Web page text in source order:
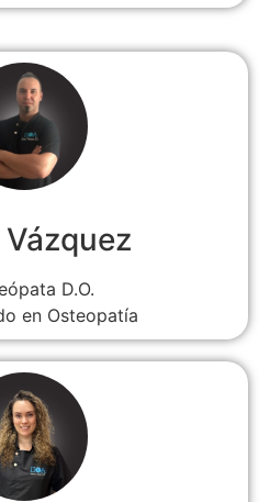
D.O.
en Osteopatía